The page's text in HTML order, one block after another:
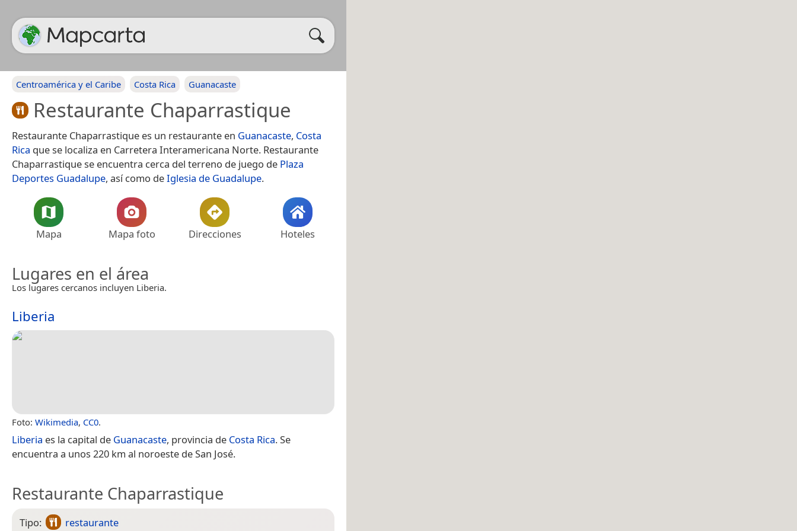
Centroamérica y el Caribe Costa Rica Guanacaste
Restaurante Chaparrastique
Restaurante Chaparrastique es un restaurante en Guanacaste, Costa
Rica que se localiza en Carretera Interamericana Norte. Restaurante
Chaparrastique se encuentra cerca del terreno de juego de Plaza
Deportes Guadalupe, así como deIglesia de Guadalupe.
Mapa Mapa foto Direcciones Hoteles
Lugares en el área
Los lugares cercanos incluyen Liberia.
Liberia
Foto: Wikimedia, CC0.
Liberia es la capital de Guanacaste, provincia de Costa Rica. Se
encuentra a unos 220 km al noroeste de San José.
Restaurante Chaparrastique
Tipo: restaurante